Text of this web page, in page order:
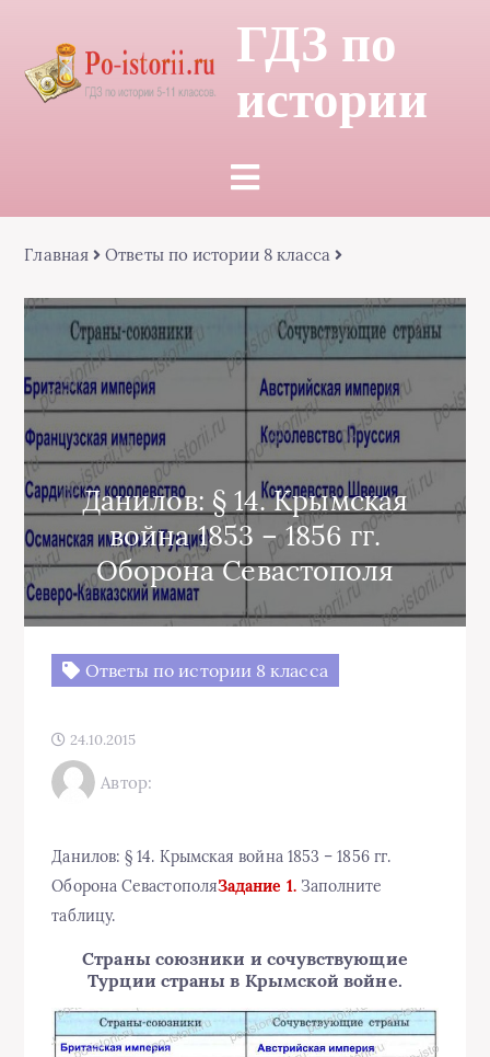
ГДЗ по
истории
Главная Ответы по истории 8 класса
Данилов: § 14. Крымская
война 1853 – 1856 гг.
Оборона Севастополя
Ответы по истории 8 класса
24.10.2015
Автор:
Данилов: § 14. Крымская война 1853 – 1856 гг.
Оборона СевастополяЗадание 1.Заполните
таблицу.
Страны союзники и сочувствующие
Турции страны в Крымской войне.